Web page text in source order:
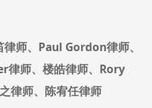
师、Paul Gordon律师、
律师、楼皓律师、Rory
律师、陈宥任律师